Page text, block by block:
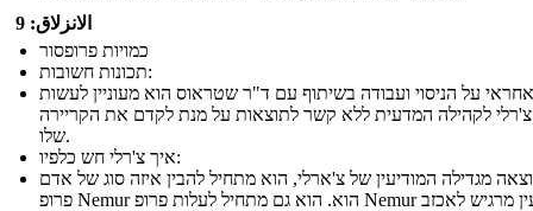
الانزلاق: 9
כמויות פרופסור
תכונות חשובות:
על הניסוי ועבודה בשיתוף עם ד"ר שטראוס הוא מעוניין לעשות
לקהילה המדעית ללא קשר לתוצאות על מנת לקדם את הקריירה
שלו.
איך צ'רלי חש כלפיו:
מגדילה המודיעין של צ'ארלי, הוא מתחיל להבין איזה סוג של אדם
פרופ Nemur הוא. הוא גם מתחיל לעלות פרופ Nemur במודיעין מרגיש לאכזב